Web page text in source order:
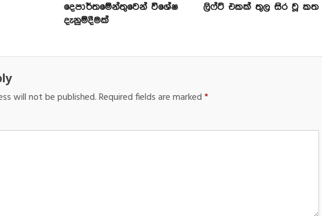
දෙපාර්තමේන්තුවෙන් විශේෂ
දැනුම්දීමක්
ලිෆ්ට් එකක් තුල සිර වූ කත
will not be published.Required fields are marked*